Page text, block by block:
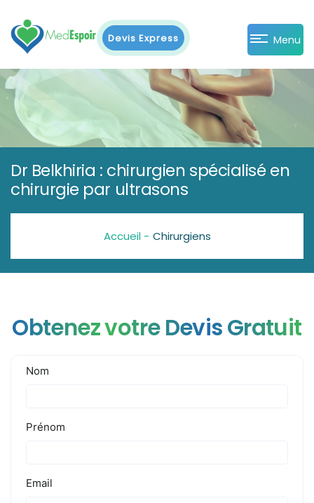
Devis Express Menu
Dr Belkhiria : chirurgien spécialisé en
chirurgie par ultrasons
Accueil - Chirurgiens
Obtenez votre Devis Gratuit